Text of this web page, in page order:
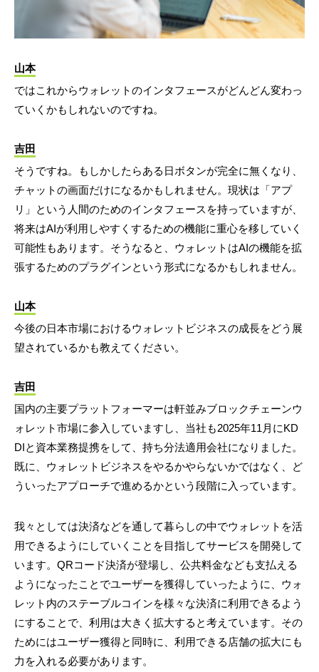
山本
ではこれからウォレットのインタフェースがどんどん変わっ
ていくかもしれないのですね。
吉田
そうですね。もしかしたらある日ボタンが完全に無くなり、
チャットの画面だけになるかもしれません。現状は「アプ
リ」という人間のためのインタフェースを持っていますが、
将来はAIが利用しやすくするための機能に重心を移していく
可能性もあります。そうなると、ウォレットはAIの機能を拡
張するためのプラグインという形式になるかもしれません。
山本
今後の日本市場におけるウォレットビジネスの成長をどう展
望されているかも教えてください。
吉田
国内の主要プラットフォーマーは軒並みブロックチェーンウ
ォレット市場に参入していますし、当社も2025年11月にKD
DIと資本業務提携をして、持ち分法適用会社になりました。
既に、ウォレットビジネスをやるかやらないかではなく、ど
ういったアプローチで進めるかという段階に入っています。
我々としては決済などを通して暮らしの中でウォレットを活
用できるようにしていくことを目指してサービスを開発して
います。QRコード決済が登場し、公共料金なども支払える
ようになったことでユーザーを獲得していったように、ウォ
レット内のステーブルコインを様々な決済に利用できるよう
にすることで、利用は大きく拡大すると考えています。その
ためにはユーザー獲得と同時に、利用できる店舗の拡大にも
力を入れる必要があります。